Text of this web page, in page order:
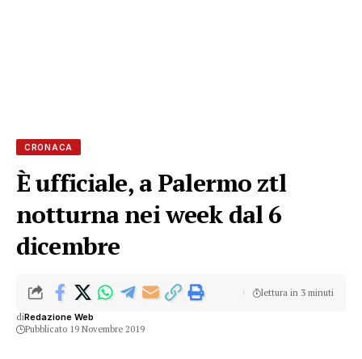
CRONACA
È ufficiale, a Palermo ztl
notturna nei week dal 6
dicembre
diRedazione Web
Pubblicato 19 Novembre 2019
lettura in 3 minuti